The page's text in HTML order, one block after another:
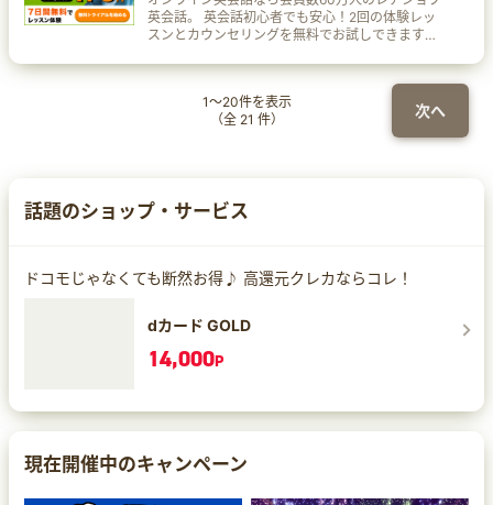
英会話。 英会話初心者でも安心！2回の体験レッ
スンとカウンセリングを無料でお試しできます。
話」「トラベル英会話」「文法」「発音」「ビジ
ネス英会話」「TOEFL対策」など、さまざまな教
材で学べます。
1～20件を表示
（全 21 件） 次へ
話題のショップ・サービス
ドコモじゃなくても断然お得♪ 高還元クレカならコレ！
dカード GOLD
14,000P
現在開催中のキャンペーン